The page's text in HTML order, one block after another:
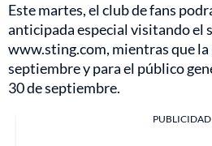
Este martes, el club de fans
anticipada especial visitando el
www.sting.com, mientras que la
septiembre y para el público
30 de septiembre.
PUBLICIDAD